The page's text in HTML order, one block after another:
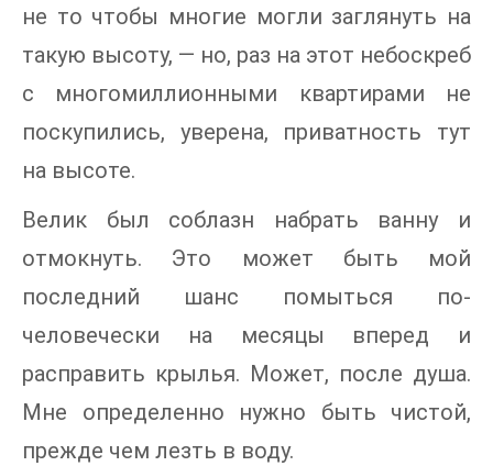
не то чтобы многие могли заглянуть на
такую высоту, — но, раз на этот небоскреб
с многомиллионными квартирами не
поскупились, уверена, приватность тут
на высоте.
Велик был соблазн набрать ванну и
отмокнуть. Это может быть мой
последний шанс помыться по-
человечески на месяцы вперед и
расправить крылья. Может, после душа.
Мне определенно нужно быть чистой,
прежде чем лезть в воду.